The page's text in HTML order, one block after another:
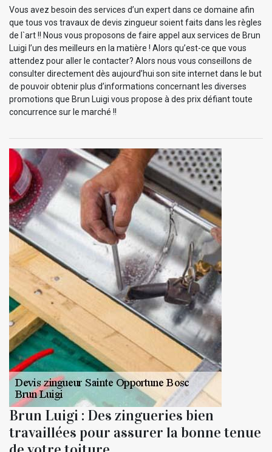
Vous avez besoin des services d’un expert dans ce domaine afin
que tous vos travaux de devis zingueur soient faits dans les règles
de l`art !! Nous vous proposons de faire appel aux services de Brun
Luigi l’un des meilleurs en la matière ! Alors qu’est-ce que vous
attendez pour aller le contacter? Alors nous vous conseillons de
consulter directement dès aujourd’hui son site internet dans le but
de pouvoir obtenir plus d’informations concernant les diverses
promotions que Brun Luigi vous propose à des prix défiant toute
concurrence sur le marché !!
Brun Luigi : Des zingueries bien
travaillées pour assurer la bonne tenue